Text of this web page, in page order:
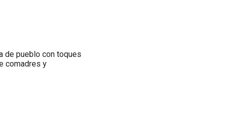
de pueblo con toques
comadres y